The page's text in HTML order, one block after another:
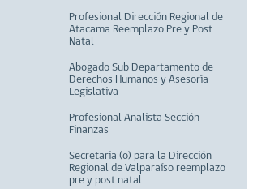
Profesional Dirección Regional de
Atacama Reemplazo Pre y Post
Natal
Abogado Sub Departamento de
Derechos Humanos y Asesoría
Legislativa
Profesional Analista Sección
Finanzas
Secretaria (o) para la Dirección
Regional de Valparaíso reemplazo
pre y post natal